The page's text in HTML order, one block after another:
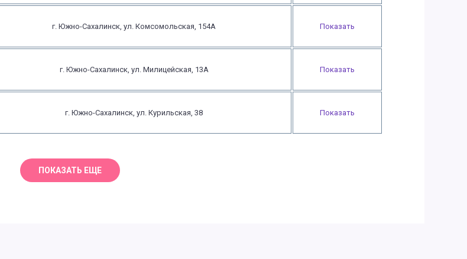
г. Южно-Сахалинск, ул. Комсомольская, 154А Показать
г. Южно-Сахалинск, ул. Милицейская, 13А Показать
г. Южно-Сахалинск, ул. Курильская, 38 Показать